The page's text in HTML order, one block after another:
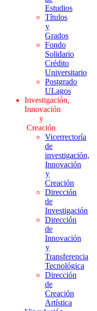
Estudios
Títulos
y
Grados
Fondo
Solidario
Crédito
Universitario
Postgrado
ULagos
Investigación,
Innovación
y
Creación
Vicerrectoría
de
investigación,
Innovación
y
Creación
Dirección
de
Investigación
Dirección
de
Innovación
y
Transferencia
Tecnológica
Dirección
de
Creación
Artística